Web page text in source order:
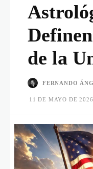
de la
FERNANDO
11 DE MAYO DE 2026